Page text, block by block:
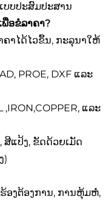
ບປະສົມປະສານ
ພື່ອຂໍລາຄາ?
ຄາໄດ້ໄວຂຶ້ນ, ກະລຸນາໃຫ້
PROE, DXF ແລະ
ແລະ
ສີແປ້ງ, ຂັດດ້ວຍເມັດ
)
ອງຕ້ອງການ, ການຫຸ້ມຫໍ່,